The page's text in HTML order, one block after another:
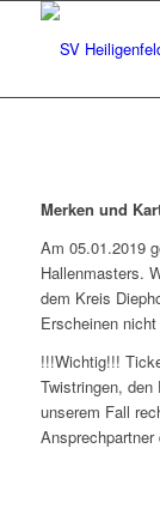
Merken und
Am 05.01.2019
Hallenmasters.
dem Kreis
Erscheinen
!!!Wichtig!!!
Twistringen,
unserem Fall